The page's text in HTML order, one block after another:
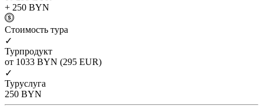
+ 250 BYN
Cтоимость тура
✓
Турпродукт
от 1033 BYN (295 EUR)
✓
Туруслуга
250 BYN